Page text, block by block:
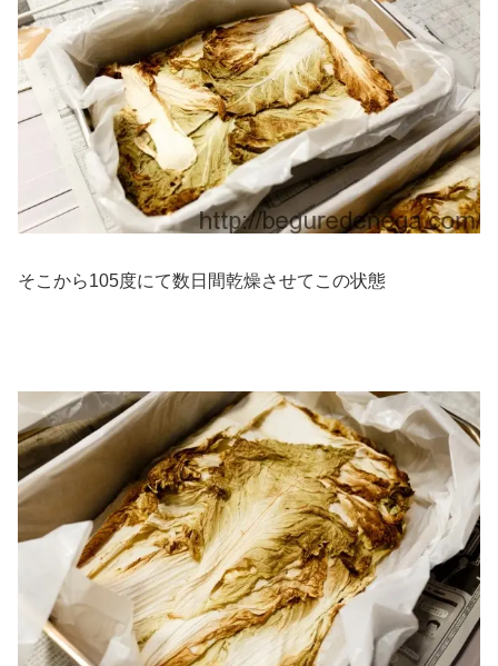
そこから105度にて数日間乾燥させてこの状態